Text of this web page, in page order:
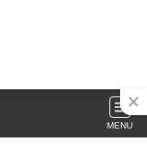
MENU